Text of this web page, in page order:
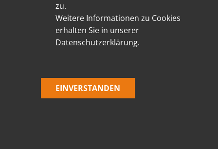
Weseler Straße 100 | 45721 Haltern am See
Tel.: 0 23 64 / 93 76-0 | Fax: 0 23 64 / 93 76-30
zu.
Weitere Informationen zu Cookies
erhalten Sie in unserer
Datenschutzerklärung.
EINVERSTANDEN